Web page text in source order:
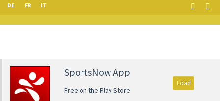
DE FR IT
SportsNow App
Free on the Play Store
Load